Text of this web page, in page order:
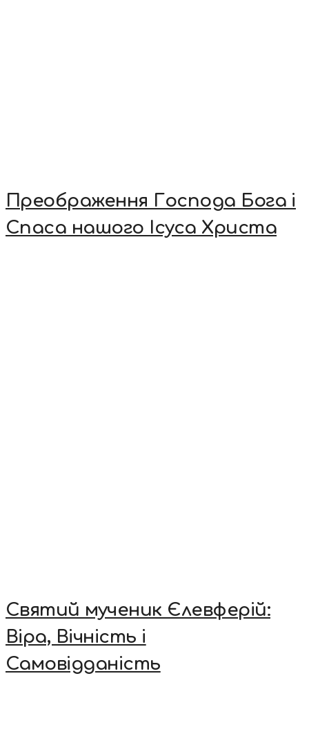
Преображення Господа Бога і
Спаса нашого Ісуса Христа
Святий мученик Єлевферій:
Віра, Вічність і
Самовідданість